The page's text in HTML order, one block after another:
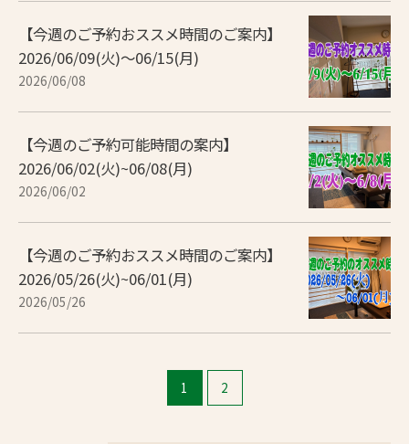
【今週のご予約おススメ時間のご案内】
2026/06/09(火)～06/15(月)
2026/06/08
【今週のご予約可能時間の案内】
2026/06/02(火)~06/08(月)
2026/06/02
【今週のご予約おススメ時間のご案内】
2026/05/26(火)~06/01(月)
2026/05/26
1 2